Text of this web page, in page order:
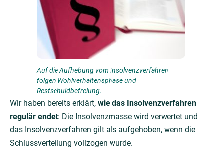
Auf die Aufhebung vom Insolvenzverfahren
folgen Wohlverhaltensphase und
Restschuldbefreiung.
Wir haben bereits erklärt, wie das Insolvenzverfahren
regulär endet: Die Insolvenzmasse wird verwertet und
das Insolvenzverfahren gilt als aufgehoben, wenn die
Schlussverteilung vollzogen wurde.